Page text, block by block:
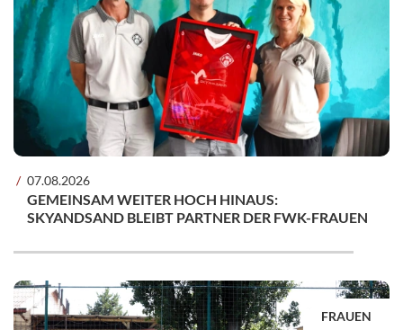
07.08.2026
GEMEINSAM WEITER HOCH HINAUS:
SKYANDSAND BLEIBT PARTNER DER FWK-FRAUEN
FRAUEN